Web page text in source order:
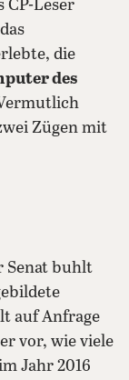
CP-Leser
die
des
Zügen mit
teilen
Senat buhlt
auf Anfrage
vor, wie viele
Jahr 2016